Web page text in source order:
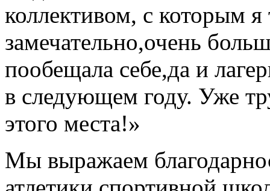
коллективом, с которым
замечательно,очень
пообещала себе,да и
в следующем году. Уже
этого места!»
Мы выражаем